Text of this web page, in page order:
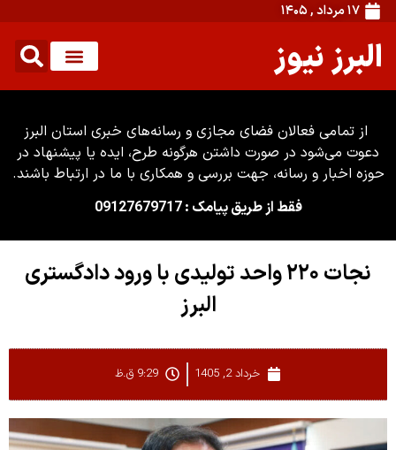
۱۷ مرداد , ۱۴۰۵
البرز نیوز
از تمامی فعالان فضای مجازی و رسانه‌های خبری استان البرز
دعوت می‌شود در صورت داشتن هرگونه طرح، ایده یا پیشنهاد در
حوزه اخبار و رسانه، جهت بررسی و همکاری با ما در ارتباط باشند.
فقط از طریق پیامک : 09127679717
نجات ۲۲۰ واحد تولیدی با ورود دادگستری
البرز
خرداد 2, 1405 9:29 ق.ظ